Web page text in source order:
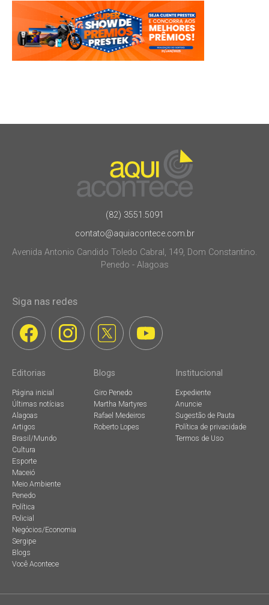
(82) 3551.5091
contato@aquiacontece.com.br
Avenida Antonio Candido Toledo Cabral, 149, Dom Constantino.
Penedo - Alagoas
Siga nas redes
Editorias
Página inicial
Últimas notícias
Alagoas
Artigos
Brasil/Mundo
Cultura
Esporte
Maceió
Meio Ambiente
Penedo
Política
Policial
Negócios/Economia
Sergipe
Blogs
Você Acontece
Blogs
Giro Penedo
Martha Martyres
Rafael Medeiros
Roberto Lopes
Institucional
Expediente
Anuncie
Sugestão de Pauta
Política de privacidade
Termos de Uso